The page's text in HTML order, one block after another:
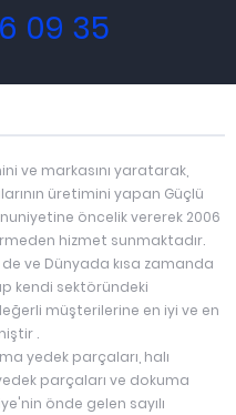
09 35
ve markasını yaratarak,
üretimini yapan Güçlü
öncelik vererek 2006
hizmet sunmaktadır.
ve Dünyada kısa zamanda
kendi sektöründeki
müşterilerine en iyi ve en
.
yedek parçaları, halı
parçaları ve dokuma
önde gelen sayılı